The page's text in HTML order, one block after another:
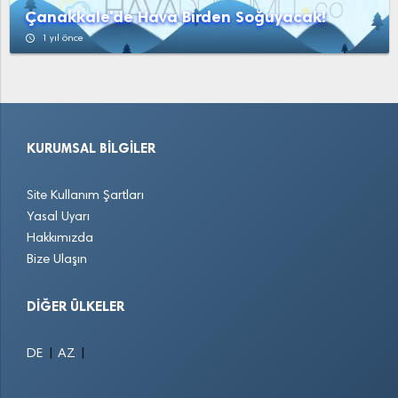
YukarıAğzıaçık Yunak
Çanakkale'de Hava Birden Soğuyacak!
access_time 1 yıl önce
KURUMSAL BILGILER
Site Kullanım Şartları
Yasal Uyarı
Hakkımızda
Bize Ulaşın
DIĞER ÜLKELER
DE AZ